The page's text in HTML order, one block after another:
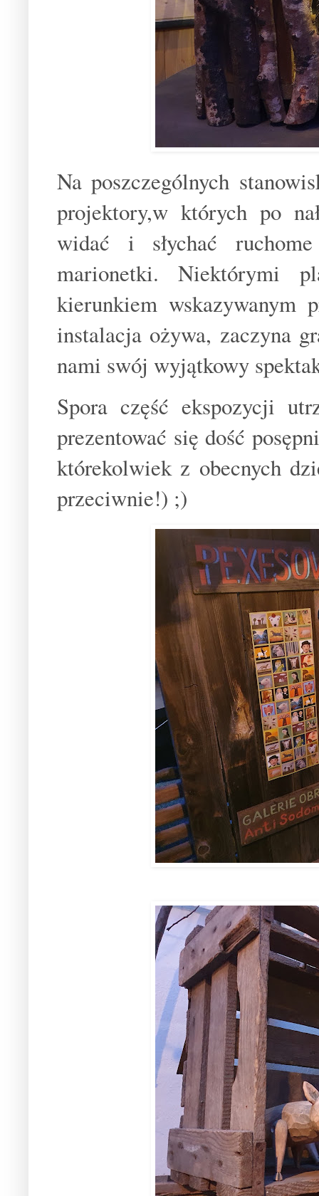
Na poszczególnych
projektory,w których po
widać i słychać
marionetki. Niektórymi
kierunkiem wskazywanym
instalacja ożywa, zaczyna
nami swój wyjątkowy
Spora część ekspozycji
prezentować się dość
którekolwiek z obecnych
przeciwnie!) ;)